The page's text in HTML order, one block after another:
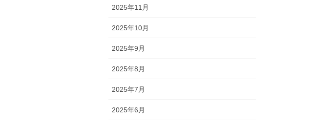
2025年11月
2025年10月
2025年9月
2025年8月
2025年7月
2025年6月